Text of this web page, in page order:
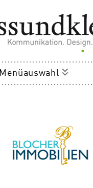
Menüauswahl